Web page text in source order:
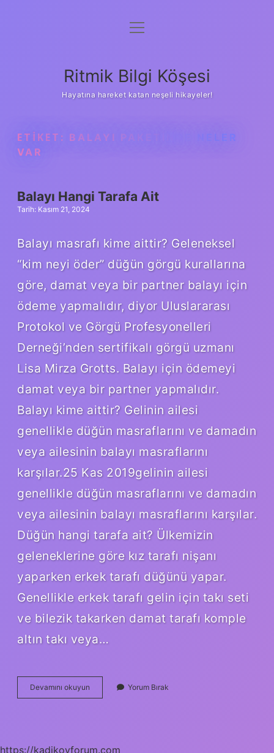
Anasayfa
Yasal Uyarı
menüyü
Ritmik Bilgi Köşesi
Hayatına hareket katan neşeli hikayeler!
ETIKET: BALAYI PAKETINDE NELER
VAR
Balayı Hangi Tarafa Ait
Tarih: Kasım 21, 2024
Balayı masrafı kime aittir? Geleneksel
“kim neyi öder” düğün görgü kurallarına
göre, damat veya bir partner balayı için
ödeme yapmalıdır, diyor Uluslararası
Protokol ve Görgü Profesyonelleri
Derneği’nden sertifikalı görgü uzmanı
Lisa Mirza Grotts. Balayı için ödemeyi
damat veya bir partner yapmalıdır.
Balayı kime aittir? Gelinin ailesi
genellikle düğün masraflarını ve damadın
veya ailesinin balayı masraflarını
karşılar.25 Kas 2019gelinin ailesi
genellikle düğün masraflarını ve damadın
veya ailesinin balayı masraflarını karşılar.
Düğün hangi tarafa ait? Ülkemizin
geleneklerine göre kız tarafı nişanı
yaparken erkek tarafı düğünü yapar.
Genellikle erkek tarafı gelin için takı seti
ve bilezik takarken damat tarafı komple
altın takı veya…
Devamını okuyun
Hangi
Yorum Bırak
https://kadikoyforum.com